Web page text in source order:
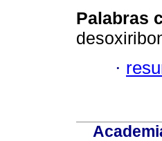
Palabras
·